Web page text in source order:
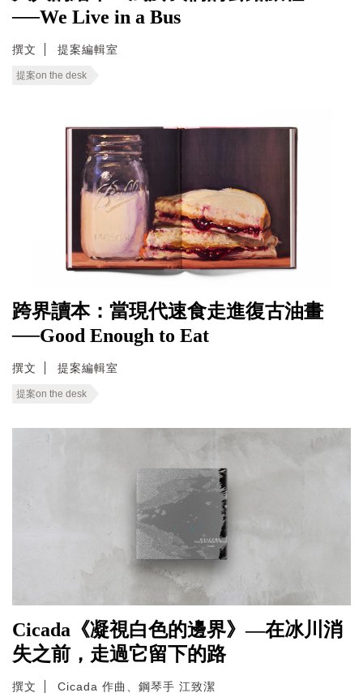
──We Live in a Bus
撰文 提案編輯室
提案on the desk
跨界讀本：當現代速食走進復古油畫
──Good Enough to Eat
撰文 提案編輯室
提案on the desk
Cicada《凝視白色的邊界》—在冰川消
失之前，走過它留下的路
撰文 Cicada 作曲、鋼琴手 江致潔